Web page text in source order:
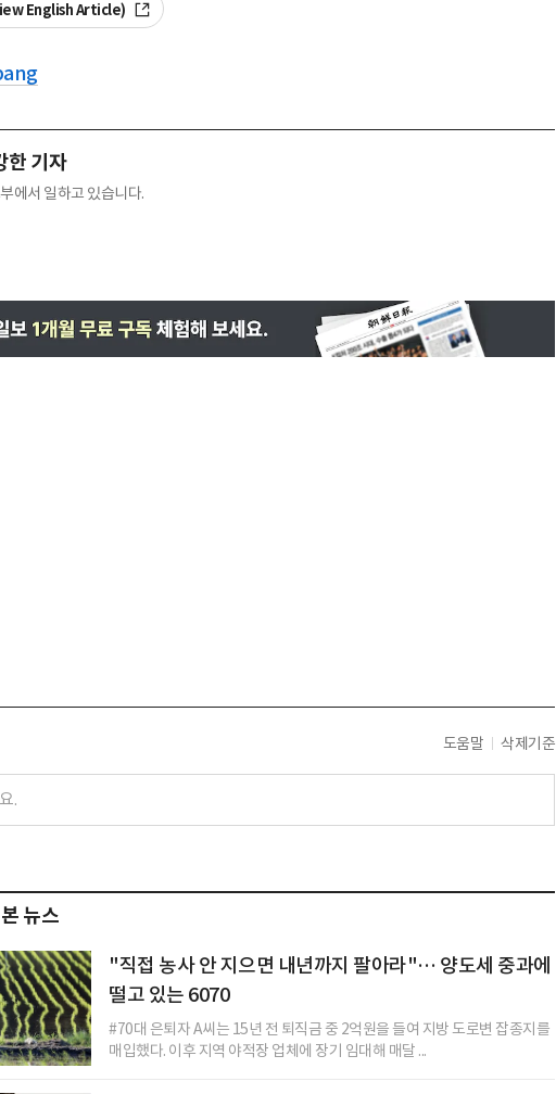
English Article)
한 기자
에서 일하고 있습니다.
도움말 삭제기준
뉴스
"직접 농사 안 지으면 내년까지 팔아라"… 양도세 중과에
떨고 있는 6070
#70대 은퇴자 A씨는 15년 전 퇴직금 중 2억원을 들여 지방 도로변 잡종지를
매입했다. 이후 지역 야적장 업체에 장기 임대해 매달 ...